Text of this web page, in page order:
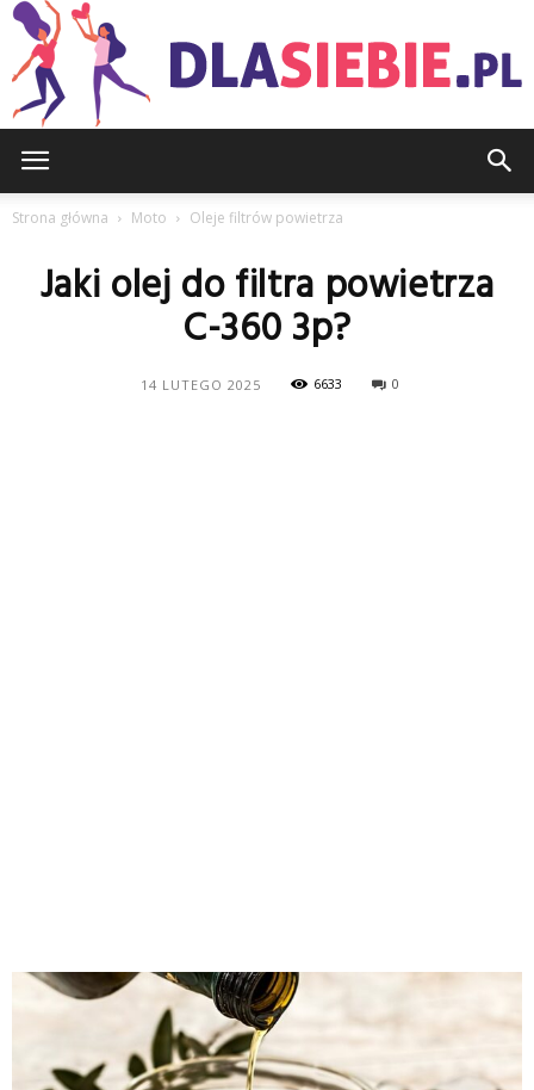
Strona główna Moto Oleje filtrów powietrza
Jaki olej do filtra powietrza
C-360 3p?
14 LUTEGO 2025 6633 0